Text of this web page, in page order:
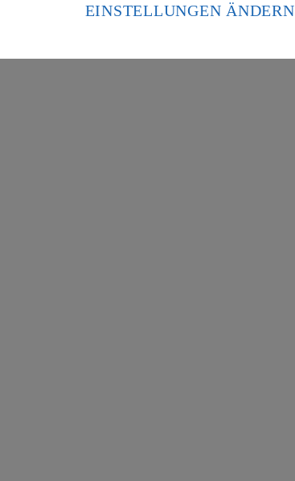
Zugriffs durch US-amerikanische Behörden.
EINSTELLUNGEN ÄNDERN